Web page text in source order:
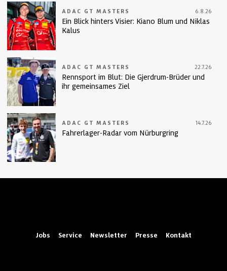
ADAC GT MASTERS 6.8.26
Ein Blick hinters Visier: Kiano Blum und Niklas
Kalus
ADAC GT MASTERS 22.7.26
Rennsport im Blut: Die Gjerdrum-Brüder und
ihr gemeinsames Ziel
ADAC GT MASTERS 14.7.26
Fahrerlager-Radar vom Nürburgring
Jobs Service Newsletter Presse Kontakt